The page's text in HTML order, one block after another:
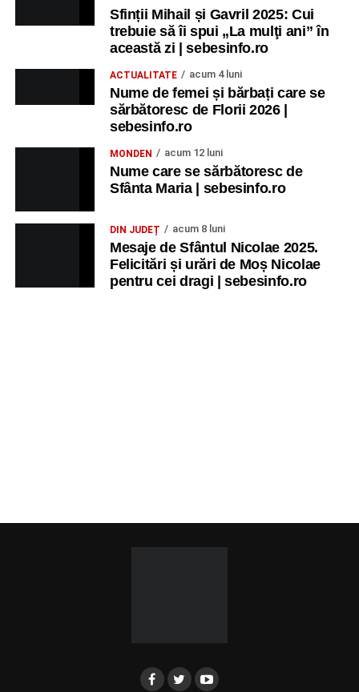
Sfinții Mihail și Gavril 2025: Cui
trebuie să îi spui „La mulţi ani” în
această zi | sebesinfo.ro
ACTUALITATE acum 4 luni
Nume de femei și bărbați care se
sărbătoresc de Florii 2026 |
sebesinfo.ro
MONDEN acum 12 luni
Nume care se sărbătoresc de
Sfânta Maria | sebesinfo.ro
DIN JUDEȚ acum 8 luni
Mesaje de Sfântul Nicolae 2025.
Felicitări și urări de Moș Nicolae
pentru cei dragi | sebesinfo.ro